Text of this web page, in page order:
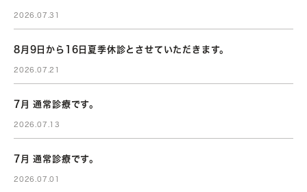
2026.07.31
8月9日から16日夏季休診とさせていただきます。
2026.07.21
7月 通常診療です。
2026.07.13
7月 通常診療です。
2026.07.01